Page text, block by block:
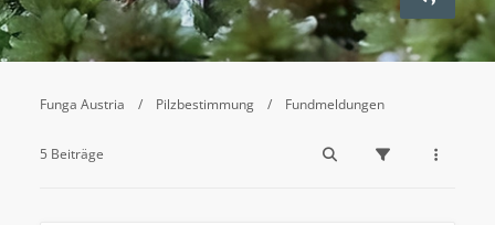
Funga Austria Pilzbestimmung Fundmeldungen
5 Beiträge